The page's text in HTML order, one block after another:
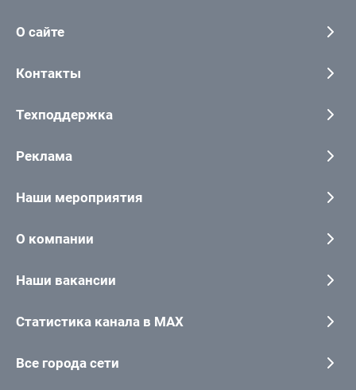
О сайте
Контакты
Техподдержка
Реклама
Наши мероприятия
О компании
Наши вакансии
Статистика канала в MAX
Все города сети